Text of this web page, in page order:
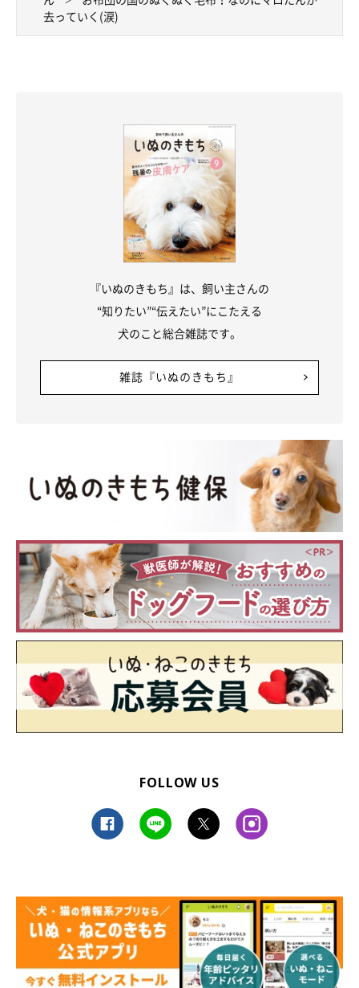
去っていく(涙)
『いぬのきもち』は、飼い主さんの
“知りたい”“伝えたい”にこたえる
犬のこと総合雑誌です。
雑誌『いぬのきもち』
FOLLOW US